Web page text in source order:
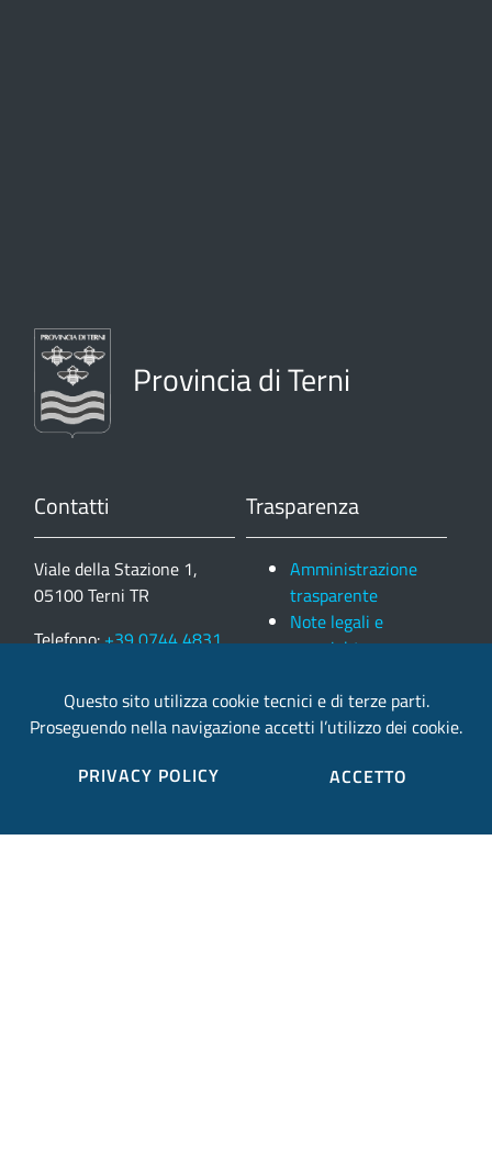
Provincia di Terni
Contatti
Viale della Stazione 1,
05100 Terni TR
Telefono:+39 0744 4831
Partita IVA: 00179350558
Trasparenza
Amministrazione
trasparente
Note legali e
copyright
Questo sito utilizza cookie tecnici e di terze parti.
Proseguendo nella navigazione accetti l’utilizzo dei cookie.
PRIVACY POLICY
ACCETTO